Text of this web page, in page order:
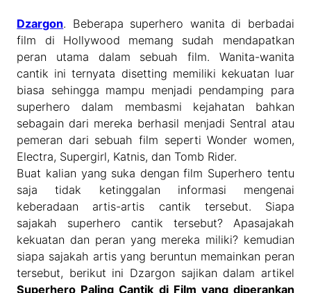
Dzargon. Beberapa superhero wanita di berbadai
film di Hollywood memang sudah mendapatkan
peran utama dalam sebuah film. Wanita-wanita
cantik ini ternyata disetting memiliki kekuatan luar
biasa sehingga mampu menjadi pendamping para
superhero dalam membasmi kejahatan bahkan
sebagain dari mereka berhasil menjadi Sentral atau
pemeran dari sebuah film seperti Wonder women,
Electra, Supergirl, Katnis, dan Tomb Rider.
Buat kalian yang suka dengan film Superhero tentu
saja tidak ketinggalan informasi mengenai
keberadaan artis-artis cantik tersebut. Siapa
sajakah superhero cantik tersebut? Apasajakah
kekuatan dan peran yang mereka miliki? kemudian
siapa sajakah artis yang beruntun memainkan peran
tersebut, berikut ini Dzargon sajikan dalam artikel
Superhero Paling Cantik di Film yang diperankan